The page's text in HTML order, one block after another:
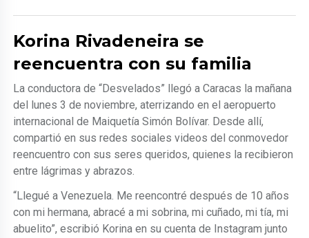
Korina Rivadeneira se
reencuentra con su familia
La conductora de “Desvelados” llegó a Caracas la mañana
del lunes 3 de noviembre, aterrizando en el aeropuerto
internacional de Maiquetía Simón Bolívar. Desde allí,
compartió en sus redes sociales videos del conmovedor
reencuentro con sus seres queridos, quienes la recibieron
entre lágrimas y abrazos.
“Llegué a Venezuela. Me reencontré después de 10 años
con mi hermana, abracé a mi sobrina, mi cuñado, mi tía, mi
abuelito”, escribió Korina en su cuenta de Instagram junto